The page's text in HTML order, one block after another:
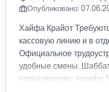
Опубликовано:
Хайфа Крайот
кассовую линию и в
Официальное
удобные смены.
повышенному тарифу: